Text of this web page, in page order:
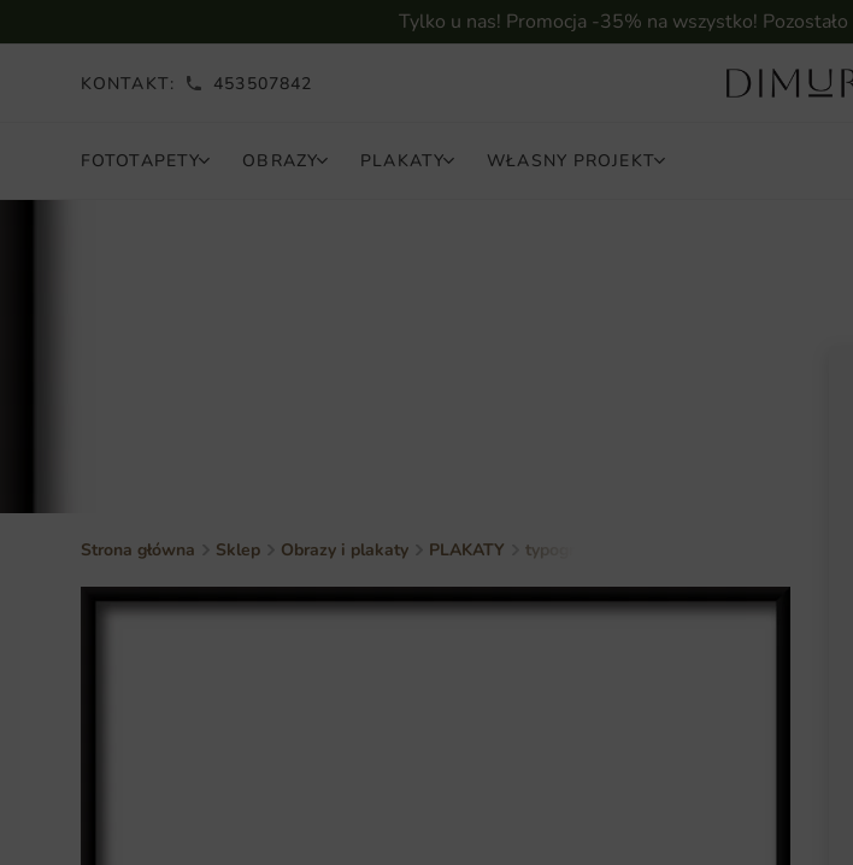
Tylko u nas! Promocja -35% na wszystko! Pozostało
KONTAKT: 453507842
FOTOTAPETY OBRAZY PLAKATY WŁASNY PROJEKT
Strona główna Sklep Obrazy i plakaty PLAKATY typografia i cytaty